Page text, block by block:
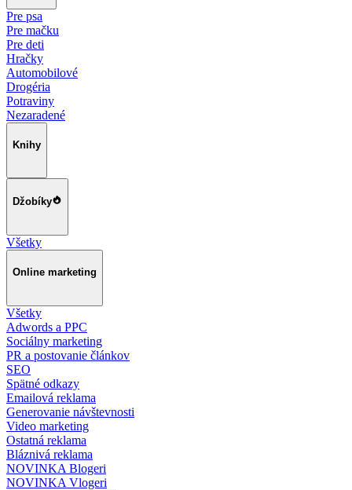
Pre psa
Pre mačku
Pre deti
Hračky
Automobilové
Drogéria
Potraviny
Nezaradené
Knihy
Džobíky
Všetky
Online marketing
Všetky
Adwords a PPC
Sociálny marketing
PR a postovanie článkov
SEO
Spätné odkazy
Emailová reklama
Generovanie návštevnosti
Video marketing
Ostatná reklama
Bláznivá reklama
NOVINKA Blogeri
NOVINKA Vlogeri